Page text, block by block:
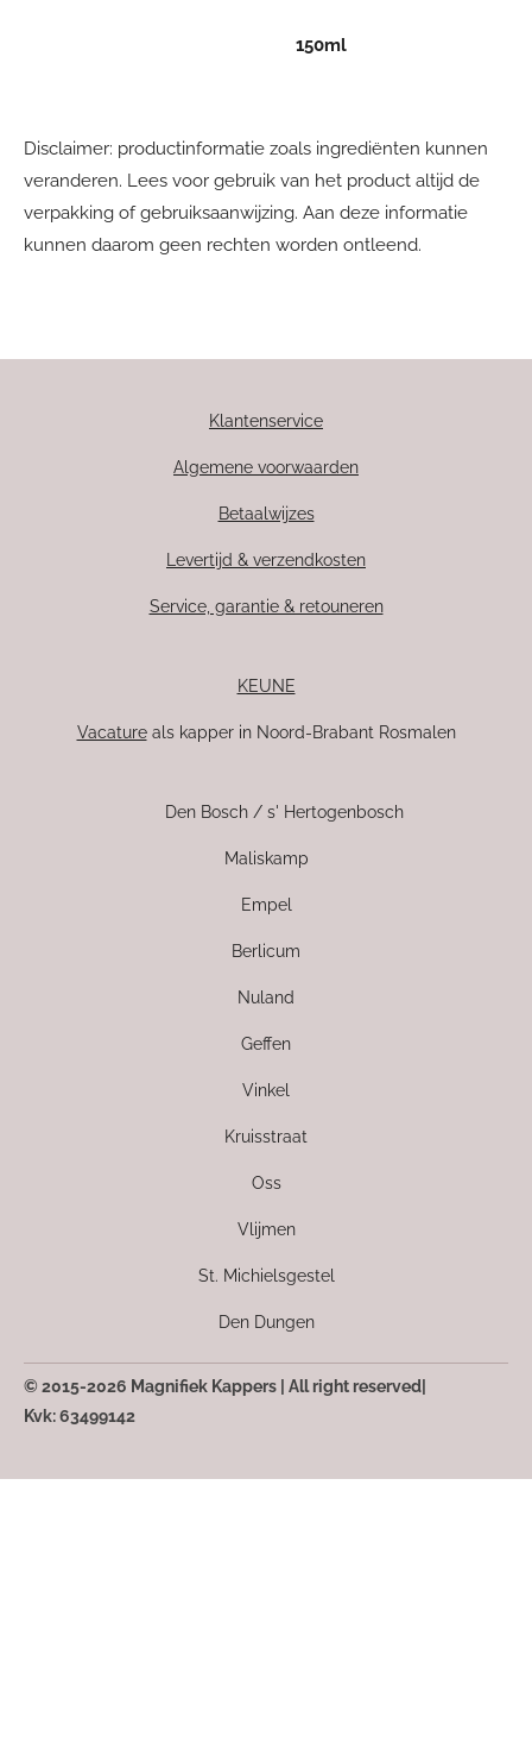
150ml
Disclaimer: productinformatie zoals ingrediënten kunnen
veranderen. Lees voor gebruik van het product altijd de
verpakking of gebruiksaanwijzing. Aan deze informatie
kunnen daarom geen rechten worden ontleend.
Klantenservice
Algemene voorwaarden
Betaalwijzes
Levertijd & verzendkosten
Service, garantie & retouneren
KEUNE
Vacatureals kapper in Noord-Brabant Rosmalen
Den Bosch / s' Hertogenbosch
Maliskamp
Empel
Berlicum
Nuland
Geffen
Vinkel
Kruisstraat
Oss
Vlijmen
St. Michielsgestel
Den Dungen
© 2015-2026 Magnifiek Kappers | All right reserved|
Kvk: 63499142